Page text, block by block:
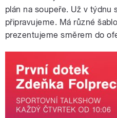
plán na soupeře. Už v týdnu
připravujeme. Má různé
prezentujeme směrem do